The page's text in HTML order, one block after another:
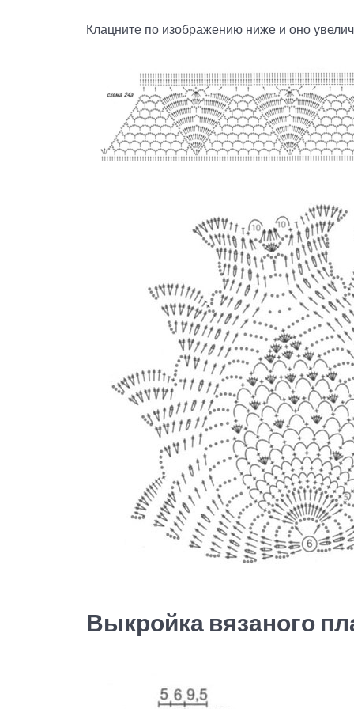
Клацните по изображению ниже и оно
Выкройка вязаного